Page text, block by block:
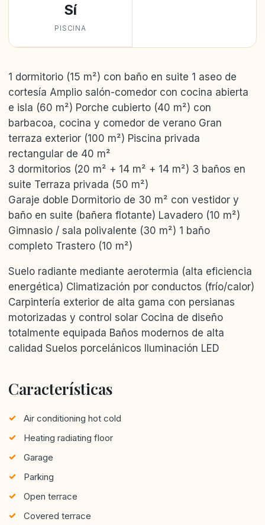
Sí
PISCINA
1 dormitorio (15 m²) con baño en suite 1 aseo de
cortesía Amplio salón-comedor con cocina abierta
e isla (60 m²) Porche cubierto (40 m²) con
barbacoa, cocina y comedor de verano Gran
terraza exterior (100 m²) Piscina privada
rectangular de 40 m²
3 dormitorios (20 m² + 14 m² + 14 m²) 3 baños en
suite Terraza privada (50 m²)
Garaje doble Dormitorio de 30 m² con vestidor y
baño en suite (bañera flotante) Lavadero (10 m²)
Gimnasio / sala polivalente (30 m²) 1 baño
completo Trastero (10 m²)
Suelo radiante mediante aerotermia (alta eficiencia
energética) Climatización por conductos (frío/calor)
Carpintería exterior de alta gama con persianas
motorizadas y control solar Cocina de diseño
totalmente equipada Baños modernos de alta
calidad Suelos porcelánicos Iluminación LED
Características
Air conditioning hot cold
Heating radiating floor
Garage
Parking
Open terrace
Covered terrace